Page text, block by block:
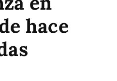
hace